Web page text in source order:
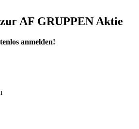
AF GRUPPEN Aktie
anmelden!